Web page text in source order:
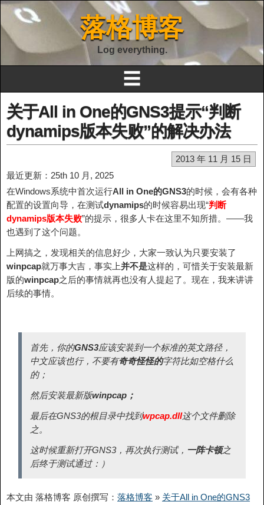
落格博客
Log everything.
☰
关于All in One的GNS3提示“判断
dynamips版本失败”的解决办法
2013 年 11 月 15 日
最近更新：25th 10 月, 2025
在Windows系统中首次运行All in One的GNS3的时候，会有各种
配置的设置向导，在测试dynamips的时候容易出现“判断
dynamips版本失败”的提示，很多人卡在这里不知所措。——我
也遇到了这个问题。
上网搞之，发现相关的信息好少，大家一致认为只要安装了
winpcap就万事大吉，事实上并不是这样的，可惜关于安装最新
版的winpcap之后的事情就再也没有人提起了。现在，我来讲讲
后续的事情。
首先，你的GNS3应该安装到一个标准的英文路径，
中文应该也行，不要有奇奇怪怪的字符比如空格什么
的；
然后安装最新版winpcap；
最后在GNS3的根目录中找到wpcap.dll这个文件删除
之。
这时候重新打开GNS3，再次执行测试， 一阵卡顿之
后终于测试通过：）
本文由 落格博客 原创撰写： 落格博客 » 关于All in One的GNS3